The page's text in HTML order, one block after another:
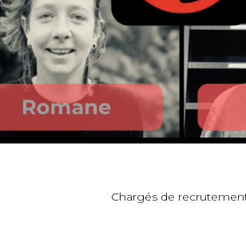
Chargés de